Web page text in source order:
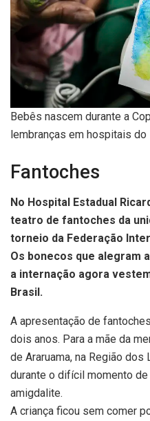
Bebês nascem durante a
lembranças em hospitais do
Fantoches
No Hospital Estadual
teatro de fantoches da
torneio da Federação
Os bonecos que alegram
a internação agora
Brasil.
A apresentação de
dois anos. Para a mãe da
de Araruama, na Região
durante o difícil momento
amigdalite.
A criança ficou sem comer